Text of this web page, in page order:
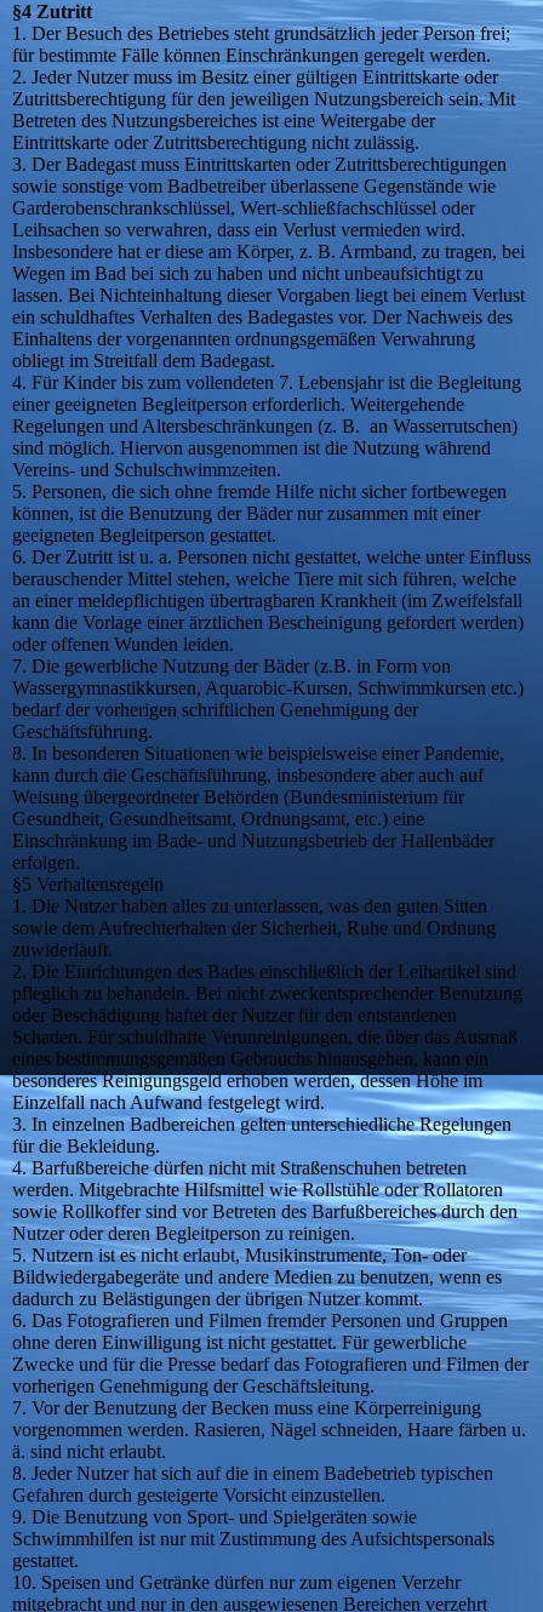
§4 Zutritt
1. Der Besuch des Betriebes steht grundsätzlich jeder Person frei;
für bestimmte Fälle können Einschränkungen geregelt werden.
2. Jeder Nutzer muss im Besitz einer gültigen Eintrittskarte oder
Zutrittsberechtigung für den jeweiligen Nutzungsbereich sein. Mit
Betreten des Nutzungsbereiches ist eine Weitergabe der
Eintrittskarte oder Zutrittsberechtigung nicht zulässig.
3. Der Badegast muss Eintrittskarten oder Zutrittsberechtigungen
sowie sonstige vom Badbetreiber überlassene Gegenstände wie
Garderobenschrankschlüssel, Wert-schließfachschlüssel oder
Leihsachen so verwahren, dass ein Verlust vermieden wird.
Insbesondere hat er diese am Körper, z. B. Armband, zu tragen, bei
Wegen im Bad bei sich zu haben und nicht unbeaufsichtigt zu
lassen. Bei Nichteinhaltung dieser Vorgaben liegt bei einem Verlust
ein schuldhaftes Verhalten des Badegastes vor. Der Nachweis des
Einhaltens der vorgenannten ordnungsgemäßen Verwahrung
obliegt im Streitfall dem Badegast.
4. Für Kinder bis zum vollendeten 7. Lebensjahr ist die Begleitung
einer geeigneten Begleitperson erforderlich. Weitergehende
Regelungen und Altersbeschränkungen (z. B. an Wasserrutschen)
sind möglich. Hiervon ausgenommen ist die Nutzung während
Vereins- und Schulschwimmzeiten.
5. Personen, die sich ohne fremde Hilfe nicht sicher fortbewegen
können, ist die Benutzung der Bäder nur zusammen mit einer
geeigneten Begleitperson gestattet.
6. Der Zutritt ist u. a. Personen nicht gestattet, welche unter Einfluss
berauschender Mittel stehen, welche Tiere mit sich führen, welche
an einer meldepflichtigen übertragbaren Krankheit (im Zweifelsfall
kann die Vorlage einer ärztlichen Bescheinigung gefordert werden)
oder offenen Wunden leiden.
7. Die gewerbliche Nutzung der Bäder (z.B. in Form von
Wassergymnastikkursen, Aquarobic-Kursen, Schwimmkursen etc.)
bedarf der vorherigen schriftlichen Genehmigung der
Geschäftsführung.
8. In besonderen Situationen wie beispielsweise einer Pandemie,
kann durch die Geschäftsführung, insbesondere aber auch auf
Weisung übergeordneter Behörden (Bundesministerium für
Gesundheit, Gesundheitsamt, Ordnungsamt, etc.) eine
Einschränkung im Bade- und Nutzungsbetrieb der Hallenbäder
erfolgen.
§5 Verhaltensregeln
1. Die Nutzer haben alles zu unterlassen, was den guten Sitten
sowie dem Aufrechterhalten der Sicherheit, Ruhe und Ordnung
zuwiderläuft.
2. Die Einrichtungen des Bades einschließlich der Leihartikel sind
pfleglich zu behandeln. Bei nicht zweckentsprechender Benutzung
oder Beschädigung haftet der Nutzer für den entstandenen
Schaden. Für schuldhafte Verunreinigungen, die über das Ausmaß
eines bestimmungsgemäßen Gebrauchs hinausgehen, kann ein
besonderes Reinigungsgeld erhoben werden, dessen Höhe im
Einzelfall nach Aufwand festgelegt wird.
3. In einzelnen Badbereichen gelten unterschiedliche Regelungen
für die Bekleidung.
4. Barfußbereiche dürfen nicht mit Straßenschuhen betreten
werden. Mitgebrachte Hilfsmittel wie Rollstühle oder Rollatoren
sowie Rollkoffer sind vor Betreten des Barfußbereiches durch den
Nutzer oder deren Begleitperson zu reinigen.
5. Nutzern ist es nicht erlaubt, Musikinstrumente, Ton- oder
Bildwiedergabegeräte und andere Medien zu benutzen, wenn es
dadurch zu Belästigungen der übrigen Nutzer kommt.
6. Das Fotografieren und Filmen fremder Personen und Gruppen
ohne deren Einwilligung ist nicht gestattet. Für gewerbliche
Zwecke und für die Presse bedarf das Fotografieren und Filmen der
vorherigen Genehmigung der Geschäftsleitung.
7. Vor der Benutzung der Becken muss eine Körperreinigung
vorgenommen werden. Rasieren, Nägel schneiden, Haare färben u.
ä. sind nicht erlaubt.
8. Jeder Nutzer hat sich auf die in einem Badebetrieb typischen
Gefahren durch gesteigerte Vorsicht einzustellen.
9. Die Benutzung von Sport- und Spielgeräten sowie
Schwimmhilfen ist nur mit Zustimmung des Aufsichtspersonals
gestattet.
10. Speisen und Getränke dürfen nur zum eigenen Verzehr
mitgebracht und nur in den ausgewiesenen Bereichen verzehrt